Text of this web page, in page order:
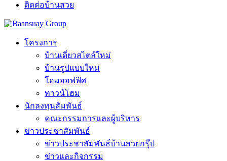
ติดต่อบ้านสวย
โครงการ
บ้านเดี่ยวสไตล์ใหม่
บ้านรูปแบบใหม่
โฮมออฟฟิศ
ทาวน์โฮม
นักลงทุนสัมพันธ์
คณะกรรมการและผู้บริหาร
ข่าวประชาสัมพันธ์
ข่าวประชาสัมพันธ์บ้านสวยกรุ๊ป
ข่าวและกิจกรรม